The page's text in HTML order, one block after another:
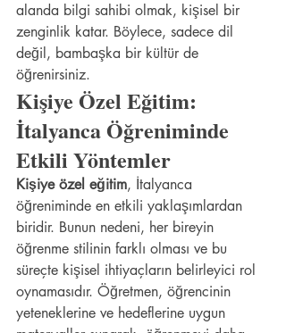
alanda bilgi sahibi olmak, kişisel bir
zenginlik katar. Böylece, sadece dil
değil, bambaşka bir kültür de
öğrenirsiniz.
Kişiye Özel Eğitim:
İtalyanca Öğreniminde
Etkili Yöntemler
Kişiye özel eğitim, İtalyanca
öğreniminde en etkili yaklaşımlardan
biridir. Bunun nedeni, her bireyin
öğrenme stilinin farklı olması ve bu
süreçte kişisel ihtiyaçların belirleyici rol
oynamasıdır. Öğretmen, öğrencinin
yeteneklerine ve hedeflerine uygun